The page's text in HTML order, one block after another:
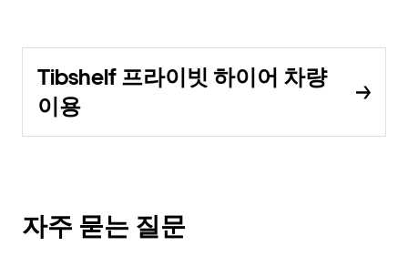
Tibshelf 프라이빗 하이어 차량
이용
자주 묻는 질문